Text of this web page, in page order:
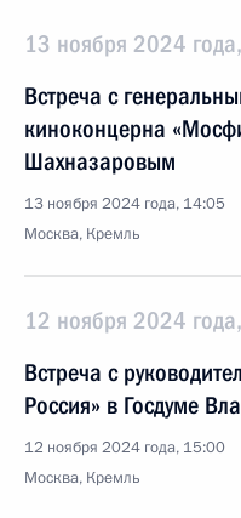
13 ноября 2024
Встреча с
киноконцерна
Шахназаровым
13 ноября 2024 года, 14:05
Москва, Кремль
12 ноября 2024
Встреча с
Россия» в Госдуме
12 ноября 2024 года, 15:00
Москва, Кремль